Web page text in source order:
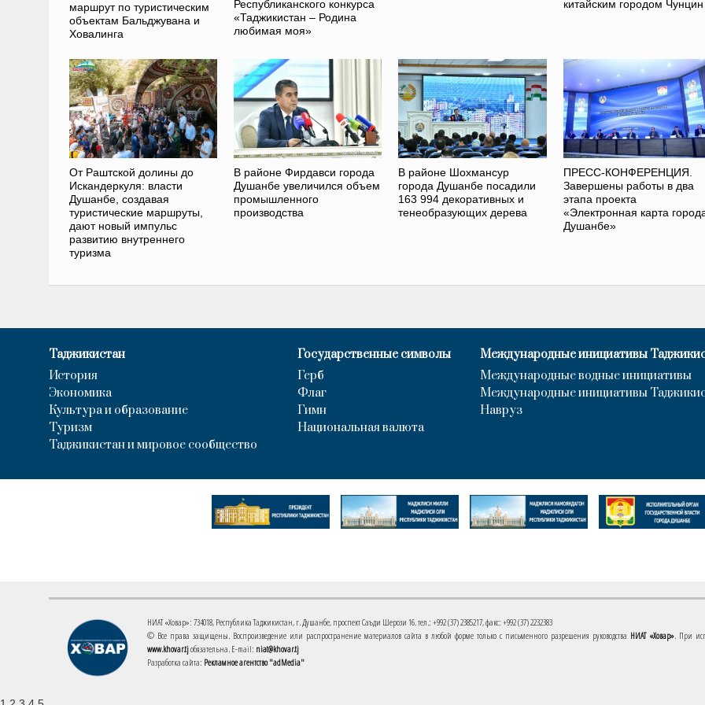
маршрут по туристическим
объектам Бальджувана и
Ховалинга
Республиканского конкурса
«Таджикистан – Родина
любимая моя»
китайским городом Чунцин
От Раштcкой долины до
Искандеркуля: власти
Душанбе, создавая
туристические маршруты,
дают новый импульс
развитию внутреннего
туризма
В районе Фирдавси города
Душанбе увеличился объем
промышленного
производства
В районе Шохмансур
города Душанбе посадили
163 994 декоративных и
тенеобразующих дерева
ПРЕСС-КОНФЕРЕНЦИЯ.
Завершены работы в два
этапа проекта
«Электронная карта
Душанбе»
Таджикистан
История
Экономика
Культура и образование
Туризм
Таджикистан и мировое сообщество
Государственные символы
Герб
Флаг
Гимн
Национальная валюта
Международные инициативы
Международные водные инициативы
Международные инициативы
Навруз
НИАТ «Ховар»: 734018, Республика Таджикистан, г. Душанбе, проспект Саъди Шерози 16. тел.: +992 (37) 2385217, факс: +992 (37) 2232383
© Все права защищены. Воспроизведение или распространение материалов сайта в любой форме только с письменного разрешения руководства НИАТ «Ховар» . При
www.khovar.tjобязательна. E-mail: niat@khovar.tj
Разработка сайта: Рекламное агентство "adMedia"